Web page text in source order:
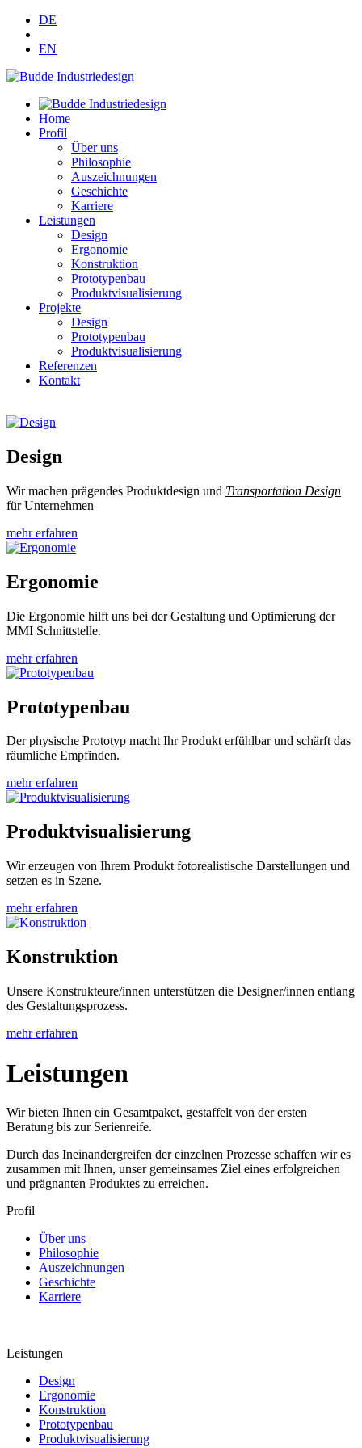
DE
|
EN
Home
Profil
Über uns
Philosophie
Auszeichnungen
Geschichte
Karriere
Leistungen
Design
Ergonomie
Konstruktion
Prototypenbau
Produktvisualisierung
Projekte
Design
Prototypenbau
Produktvisualisierung
Referenzen
Kontakt
Design
Wir machen prägendes Produktdesign und Transportation Design
für Unternehmen
mehr erfahren
Ergonomie
Die Ergonomie hilft uns bei der Gestaltung und Optimierung der
MMI Schnittstelle.
mehr erfahren
Prototypenbau
Der physische Prototyp macht Ihr Produkt erfühlbar und schärft das
räumliche Empfinden.
mehr erfahren
Produktvisualisierung
Wir erzeugen von Ihrem Produkt fotorealistische Darstellungen und
setzen es in Szene.
mehr erfahren
Konstruktion
Unsere Konstrukteure/innen unterstützen die Designer/innen entlang
des Gestaltungsprozess.
mehr erfahren
Leistungen
Wir bieten Ihnen ein Gesamtpaket, gestaffelt von der ersten
Beratung bis zur Serienreife.
Durch das Ineinandergreifen der einzelnen Prozesse schaffen wir es
zusammen mit Ihnen, unser gemeinsames Ziel eines erfolgreichen
und prägnanten Produktes zu erreichen.
Profil
Über uns
Philosophie
Auszeichnungen
Geschichte
Karriere
Leistungen
Design
Ergonomie
Konstruktion
Prototypenbau
Produktvisualisierung